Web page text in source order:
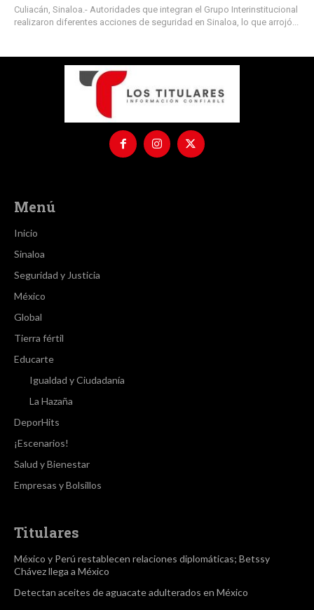
Culiacán, Sinaloa.- Autoridades que integran el Grupo Interinstitucional
realizaron diferentes acciones de seguridad en Sinaloa, lo que arrojó...
Menú
Inicio
Sinaloa
Seguridad y Justicia
México
Global
Tierra fértil
Educarte
Igualdad y Ciudadanía
La Hazaña
DeporHits
¡Escenarios!
Salud y Bienestar
Empresas y Bolsillos
Titulares
México y Perú restablecen relaciones diplomáticas; Betssy
Chávez llega a México
Detectan aceites de aguacate adulterados en México